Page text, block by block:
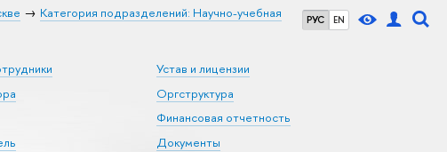
РУС EN
Категория подразделений: Научно-учебная
Устав и лицензии
Оргструктура
Финансовая отчетность
Документы